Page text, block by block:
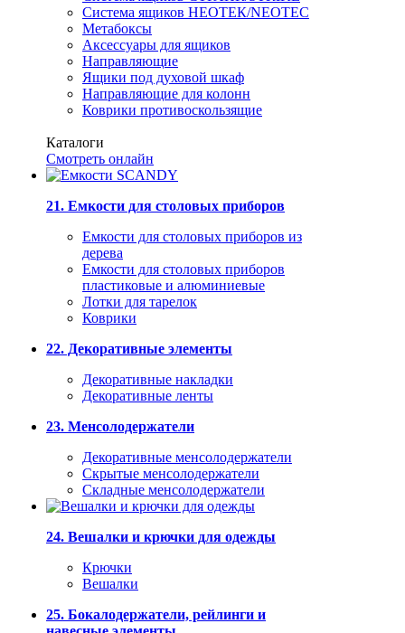
Система ящиков НЕОТЕК/NEOTEC
Метабоксы
Аксессуары для ящиков
Направляющие
Ящики под духовой шкаф
Направляющие для колонн
Коврики противоскользящие
Каталоги
Смотреть онлайн
21. Емкости для столовых приборов
Емкости для столовых приборов из
дерева
Емкости для столовых приборов
пластиковые и алюминиевые
Лотки для тарелок
Коврики
22. Декоративные элементы
Декоративные накладки
Декоративные ленты
23. Менсолодержатели
Декоративные менсолодержатели
Скрытые менсолодержатели
Складные менсолодержатели
24. Вешалки и крючки для одежды
Крючки
Вешалки
25. Бокалодержатели, рейлинги и